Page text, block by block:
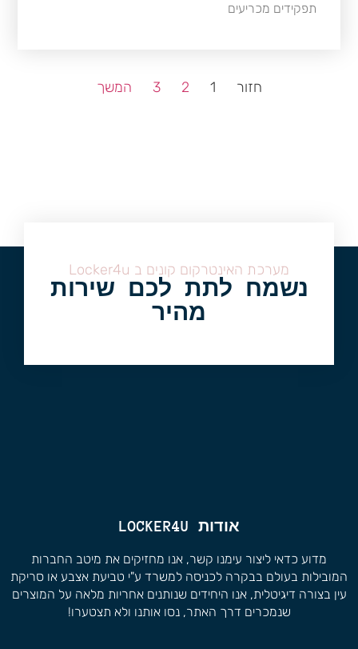
תפקידים מכריעים
חזור 1
2
3 המשך
מערכת האינטרקום קונים ב Locker4u
נשמח לתת לכם שירות
מהיר
אודות LOCKER4U
מדוע כדאי ליצור עימנו קשר, אנו מחזיקים את מיטב החברות
המובילות בעולם בבקרה לכניסה למשרד ע"י טביעת אצבע או סריקת
עין בצורה דיגיטלית, אנו היחידים שנותנים אחריות מלאה על המוצרים
שנמכרים דרך האתר, נסו אותנו ולא תצטערו!